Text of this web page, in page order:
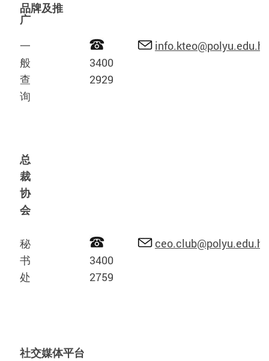
品牌及推
广
一
般
查
询
3400
2929
info.kteo@polyu.edu.hk
总
裁
协
会
秘
书
处
3400
2759
ceo.club@polyu.edu.hk
社交媒体平台